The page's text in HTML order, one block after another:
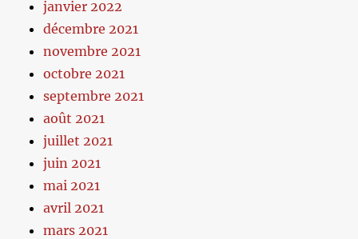
janvier 2022
décembre 2021
novembre 2021
octobre 2021
septembre 2021
août 2021
juillet 2021
juin 2021
mai 2021
avril 2021
mars 2021